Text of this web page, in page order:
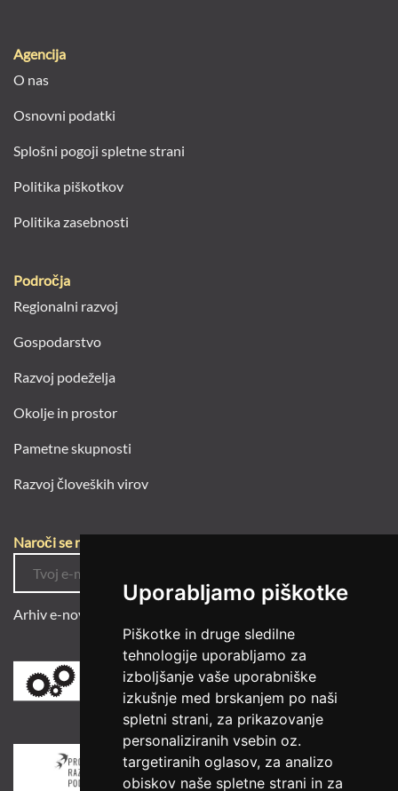
Uporabljamo piškotke
Piškotke in druge sledilne
tehnologije uporabljamo za
izboljšanje vaše uporabniške
izkušnje med brskanjem po naši
spletni strani, za prikazovanje
personaliziranih vsebin oz.
targetiranih oglasov, za analizo
obiskov naše spletne strani in za
Agencija
O nas
Osnovni podatki
Splošni pogoji spletne strani
Politika piškotkov
Politika zasebnosti
Področja
Regionalni razvoj
Gospodarstvo
Razvoj podeželja
Okolje in prostor
Pametne skupnosti
Razvoj človeških virov
Naroči se na e-novice
Arhiv e-novic